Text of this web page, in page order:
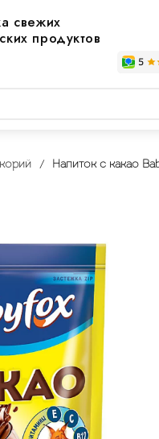
свежих
продуктов
Напиток с какао